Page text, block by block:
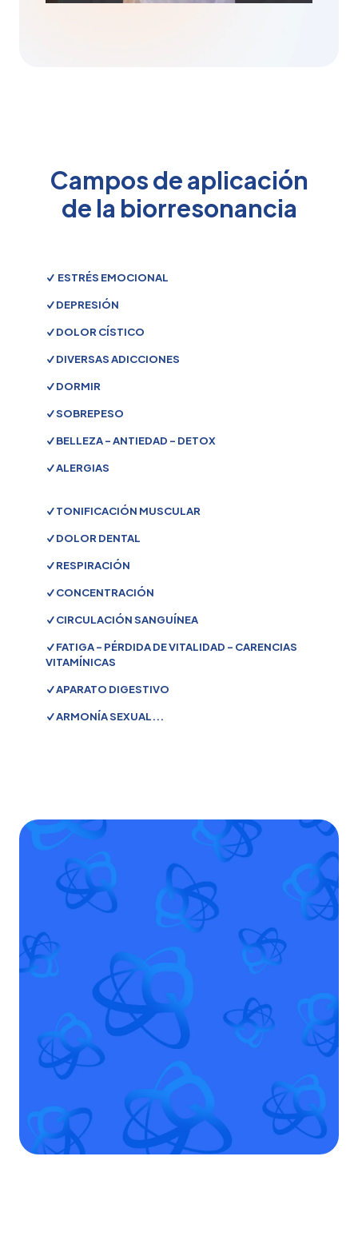
Campos de aplicación
de la biorresonancia
ESTRÉS EMOCIONAL
DEPRESIÓN
DOLOR CÍSTICO
DIVERSAS ADICCIONES
DORMIR
SOBREPESO
BELLEZA - ANTIEDAD - DETOX
ALERGIAS
TONIFICACIÓN MUSCULAR
DOLOR DENTAL
RESPIRACIÓN
CONCENTRACIÓN
CIRCULACIÓN SANGUÍNEA
FATIGA - PÉRDIDA DE VITALIDAD - CARENCIAS
VITAMÍNICAS
APARATO DIGESTIVO
ARMONÍA SEXUAL...
En Francia, 3 de cada 4 personas recurren a terapias
alternativas, incluida la terapia cuántica, que es
un
enfoque preventivo
. Mediante algoritmos
matemáticos, permite reequilibrar y reinformar las
células, y detecta la probabilidad de que se
produzca un desequilibrio entre los 1 y los 15 años.
Este nuevo enfoque es un complemento muy eficaz
de la medicina alopática occidental, que añade una
nueva dimensión.
Utilizamos las dos máquinas con mejor rendimiento.
Sistema L.I.F.E.y elQuantaScan Pro .
En resumen, la biorresonancia es un método basado
en la emisión de las vibraciones naturales del cuerpo.
El sistema L.I.F.E. y QuantaScan ayudan a personas,
animales y plantas a recuperar su equilibrio físico y
energético.